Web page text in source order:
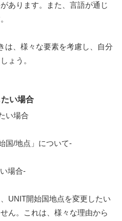
あります。また、言語が通じ
は、様々な要素を考慮し、自分
ょう。
い場合
国/地点」について-
場合-
UNIT開始国地点を変更したい
ん。これは、様々な理由から